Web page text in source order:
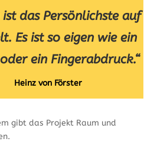
ist das Persönlichste auf
Es ist so eigen wie ein
ein Fingerabdruck.“
Heinz von Förster
gibt das Projekt Raum und